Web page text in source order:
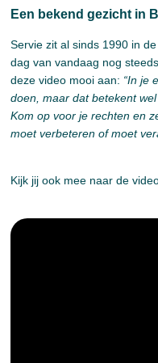
Een bekend gezicht in
Servie zit al sinds 1990 in
dag van vandaag nog
deze video mooi aan: “In je
doen, maar dat betekent
Kom op voor je rechten en
moet verbeteren of moet
Kijk jij ook mee naar de